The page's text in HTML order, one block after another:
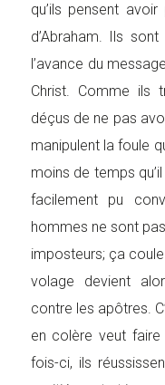
qu’ils pensent
d’Abraham. Ils
l’avance du
Christ. Comme ils
déçus de ne pas
manipulent la foule
moins de temps
facilement pu
hommes ne sont
imposteurs; ça
volage devient
contre les apôtres.
en colère veut
fois-ci, ils